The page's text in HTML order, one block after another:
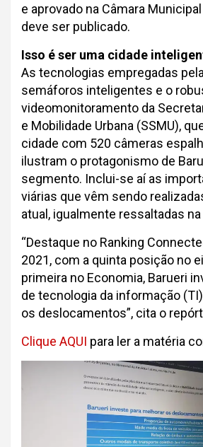
e aprovado na Câmara
deve ser publicado.
Isso é ser uma cidade
As tecnologias empregadas
semáforos inteligentes e o
videomonitoramento da
e Mobilidade Urbana (SSMU),
cidade com 520 câmeras
ilustram o protagonismo de
segmento. Inclui-se aí as
viárias que vêm sendo
atual, igualmente ressaltadas
“Destaque no Ranking
2021, com a quinta posição no
primeira no Economia, Barueri
de tecnologia da informação
os deslocamentos”, cita o
Clique AQUI para ler a matéria